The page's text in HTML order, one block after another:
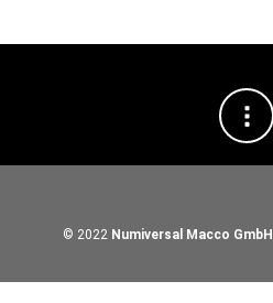
© 2022 Numiversal Macco GmbH